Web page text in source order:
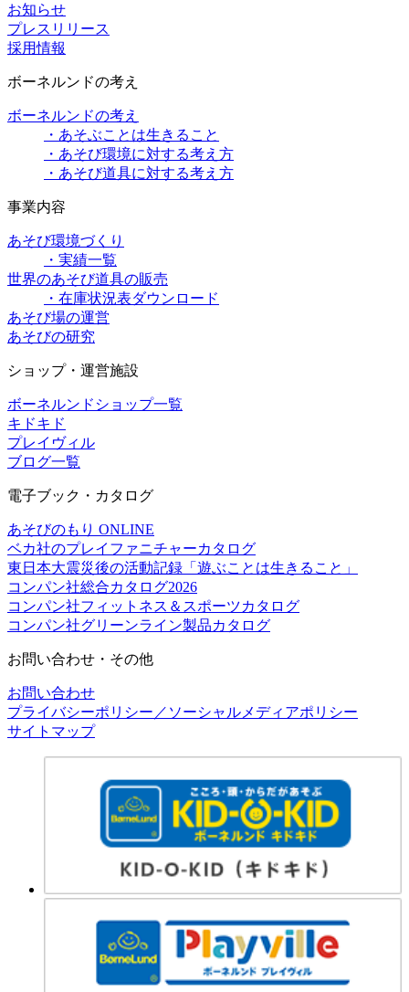
お知らせ
プレスリリース
採用情報
ボーネルンドの考え
ボーネルンドの考え
・あそぶことは生きること
・あそび環境に対する考え方
・あそび道具に対する考え方
事業内容
あそび環境づくり
・実績一覧
世界のあそび道具の販売
・在庫状況表ダウンロード
あそび場の運営
あそびの研究
ショップ・運営施設
ボーネルンドショップ一覧
キドキド
プレイヴィル
ブログ一覧
電子ブック・カタログ
あそびのもり ONLINE
ベカ社のプレイファニチャーカタログ
東日本大震災後の活動記録「遊ぶことは生きること」
コンパン社総合カタログ2026
コンパン社フィットネス＆スポーツカタログ
コンパン社グリーンライン製品カタログ
お問い合わせ・その他
お問い合わせ
プライバシーポリシー／ソーシャルメディアポリシー
サイトマップ